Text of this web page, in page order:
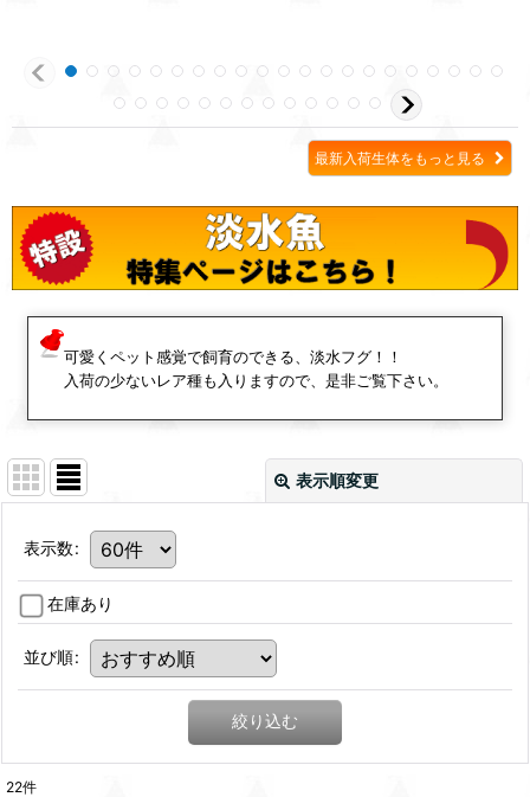
最新入荷生体をもっと見る
可愛くペット感覚で飼育のできる、淡水フグ！！
入荷の少ないレア種も入りますので、是非ご覧下さい。
表示順変更
表示数:
在庫あり
並び順:
絞り込む
22件